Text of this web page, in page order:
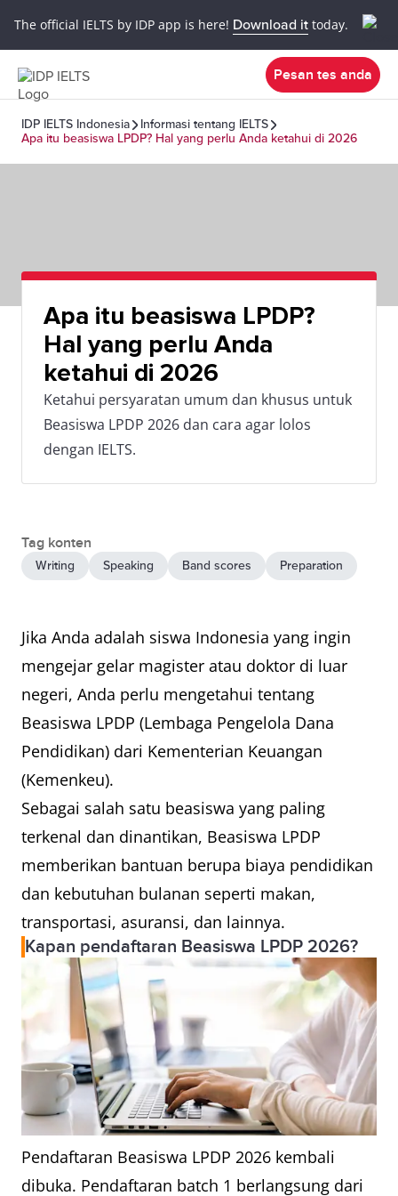
The official IELTS by IDP app is here! Download it today.
Pesan tes anda
IDP IELTS Indonesia
Informasi tentang IELTS
Apa itu beasiswa LPDP? Hal yang perlu Anda ketahui di 2026
Apa itu beasiswa LPDP?
Hal yang perlu Anda
ketahui di 2026
Ketahui persyaratan umum dan khusus untuk
Beasiswa LPDP 2026 dan cara agar lolos
dengan IELTS.
Tag konten
Writing Speaking Band scores Preparation
Jika Anda adalah siswa Indonesia yang ingin
mengejar gelar magister atau doktor di luar
negeri, Anda perlu mengetahui tentang
Beasiswa LPDP (Lembaga Pengelola Dana
Pendidikan) dari Kementerian Keuangan
(Kemenkeu).
Sebagai salah satu beasiswa yang paling
terkenal dan dinantikan, Beasiswa LPDP
memberikan bantuan berupa biaya pendidikan
dan kebutuhan bulanan seperti makan,
transportasi, asuransi, dan lainnya.
Kapan pendaftaran Beasiswa LPDP 2026?
Pendaftaran Beasiswa LPDP 2026 kembali
dibuka. Pendaftaran batch 1 berlangsung dari